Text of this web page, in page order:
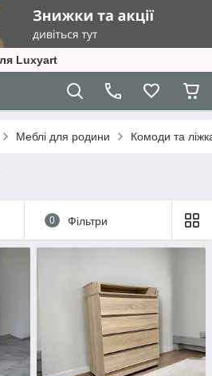
Luxyart
Меблі для родини Комоди та
0 Фільтри